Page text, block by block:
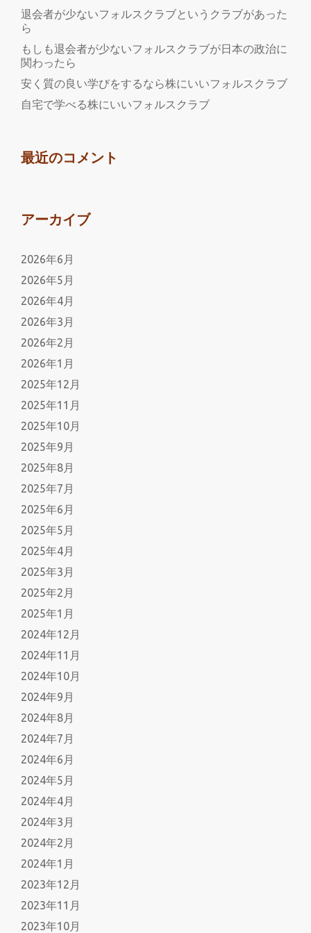
退会者が少ないフォルスクラブというクラブがあった
ら
もしも退会者が少ないフォルスクラブが日本の政治に
関わったら
安く質の良い学びをするなら株にいいフォルスクラブ
自宅で学べる株にいいフォルスクラブ
最近のコメント
アーカイブ
2026年6月
2026年5月
2026年4月
2026年3月
2026年2月
2026年1月
2025年12月
2025年11月
2025年10月
2025年9月
2025年8月
2025年7月
2025年6月
2025年5月
2025年4月
2025年3月
2025年2月
2025年1月
2024年12月
2024年11月
2024年10月
2024年9月
2024年8月
2024年7月
2024年6月
2024年5月
2024年4月
2024年3月
2024年2月
2024年1月
2023年12月
2023年11月
2023年10月